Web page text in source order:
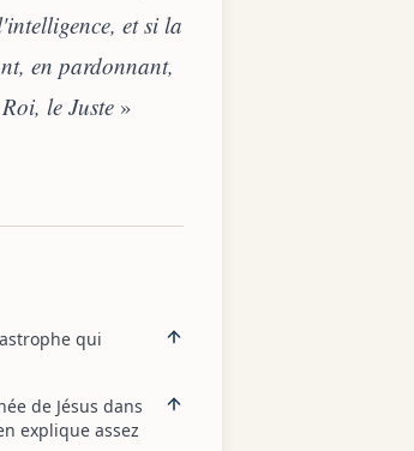
et si la
en pardonnant,
le Juste »
qui
de Jésus dans
explique assez